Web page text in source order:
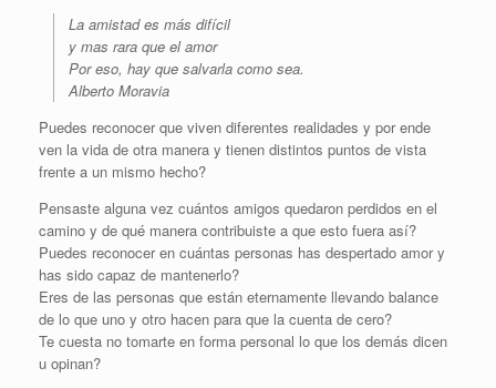
La amistad es más difícil
y mas rara que el amor
Por eso, hay que salvarla como sea.
Alberto Moravia
Puedes reconocer que viven diferentes realidades y por ende
ven la vida de otra manera y tienen distintos puntos de vista
frente a un mismo hecho?
Pensaste alguna vez cuántos amigos quedaron perdidos en el
camino y de qué manera contribuiste a que esto fuera así?
Puedes reconocer en cuántas personas has despertado amor y
has sido capaz de mantenerlo?
Eres de las personas que están eternamente llevando balance
de lo que uno y otro hacen para que la cuenta de cero?
Te cuesta no tomarte en forma personal lo que los demás dicen
u opinan?